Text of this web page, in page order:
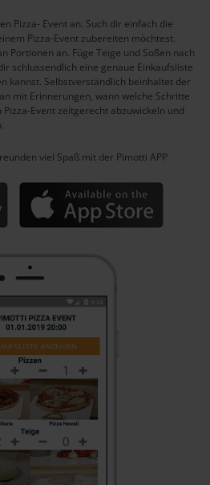
Pizza- Event an. Such dir einfach die
Pizza-Event zubereiten möchtest.
Portionen an. Füge Teige und Soßen nach
schlussendlich eine genaue Einkaufsliste
kannst. Selbstverständlich beinhaltet der
mit Erinnerungen, wann welche Schritte
Event zeitgerecht abzuwickeln und
viel Spaß mit der Pimotti APP